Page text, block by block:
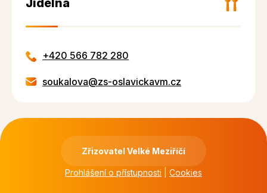
Jídelna
+420 566 782 280
soukalova@zs-oslavickavm.cz
Zřizovatel Velké Meziříčí
Prohlášení o přístupnosti Cookies